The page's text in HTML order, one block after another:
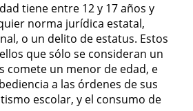
de Armas
Prohibidas en California
tiene entre 12 y 17 años y
norma jurídica estatal,
o un delito de estatus. Estos
que sólo se consideran un
comete un menor de edad, e
a las órdenes de sus
escolar, y el consumo de